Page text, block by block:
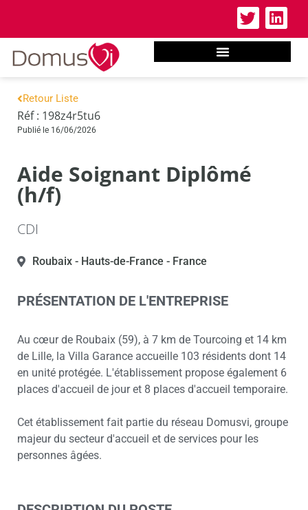
Retour Liste
Réf : 198z4r5tu6
Publié le 16/06/2026
Aide Soignant Diplômé
(h/f)
CDI
Roubaix - Hauts-de-France - France
PRÉSENTATION DE L'ENTREPRISE
Au cœur de Roubaix (59), à 7 km de Tourcoing et 14 km
de Lille, la Villa Garance accueille 103 résidents dont 14
en unité protégée. L'établissement propose également 6
places d'accueil de jour et 8 places d'accueil temporaire.
Cet établissement fait partie du réseau Domusvi, groupe
majeur du secteur d'accueil et de services pour les
personnes âgées.